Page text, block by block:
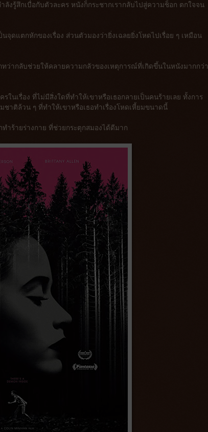
ลังรู้สึกเบื่อกับตัวละคร หนังก็กระชากเรากลับไปสู่ความช็อก ตกใจจน
ดแตกหักของเรื่อง ส่วนตัวมองว่ายิ่งเฉลยยิ่งโหดไปเรื่อย ๆ เหมือน
ว่ากลับช่วยให้คลายความกลัวของเหตุการณ์ที่เกิดขึ้นในหนังมากกว่า
นเรื่อง ที่ไม่มีสิ่งใดที่ทำให้เขาหรือเธอกลายเป็นคนร้ายเลย ทั้งการ
าติล้วน ๆ ที่ทำให้เขาหรือเธอทำเรื่องโหดเหี้ยมขนาดนี้
ำร้ายร่างกาย ที่ช่วยกระตุกสมองได้ดีมาก